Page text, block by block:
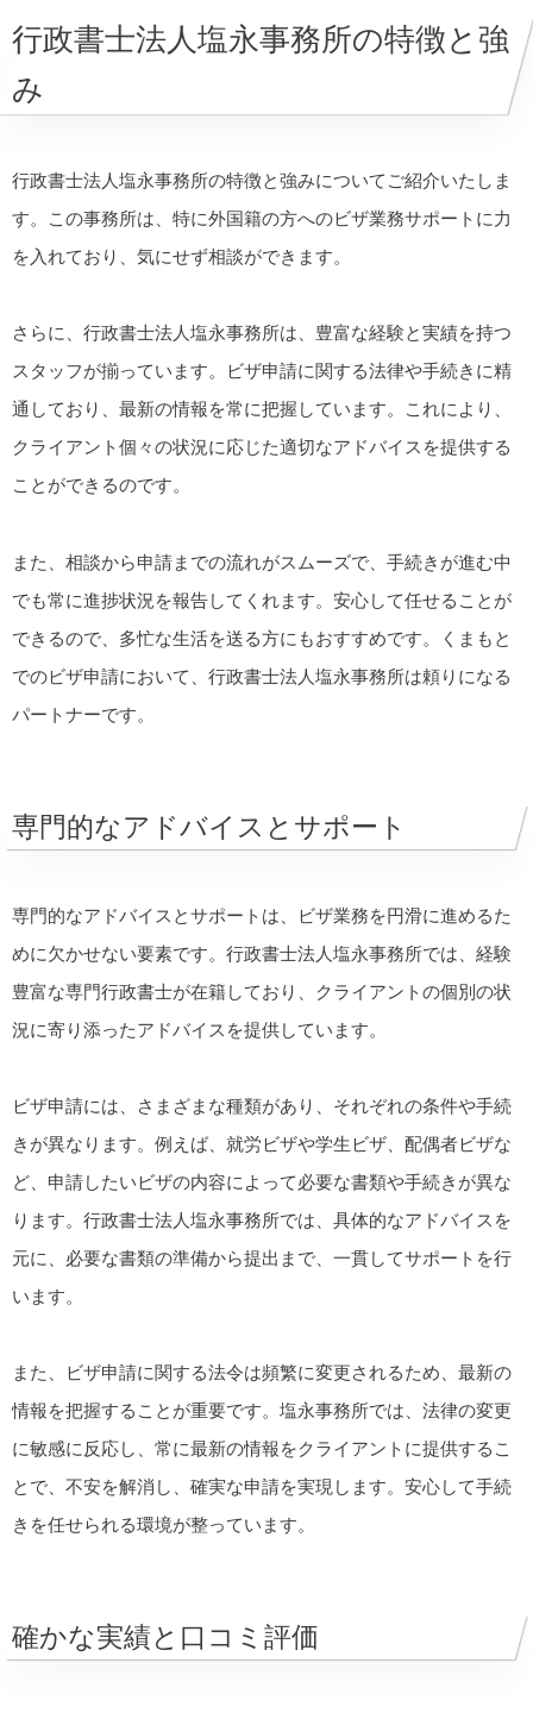
行政書士法人塩永事務所の特徴と強
み
行政書士法人塩永事務所の特徴と強みについてご紹介いたしま
す。この事務所は、特に外国籍の方へのビザ業務サポートに力
を入れており、気にせず相談ができます。
さらに、行政書士法人塩永事務所は、豊富な経験と実績を持つ
スタッフが揃っています。ビザ申請に関する法律や手続きに精
通しており、最新の情報を常に把握しています。これにより、
クライアント個々の状況に応じた適切なアドバイスを提供する
ことができるのです。
また、相談から申請までの流れがスムーズで、手続きが進む中
でも常に進捗状況を報告してくれます。安心して任せることが
できるので、多忙な生活を送る方にもおすすめです。くまもと
でのビザ申請において、行政書士法人塩永事務所は頼りになる
パートナーです。
専門的なアドバイスとサポート
専門的なアドバイスとサポートは、ビザ業務を円滑に進めるた
めに欠かせない要素です。行政書士法人塩永事務所では、経験
豊富な専門行政書士が在籍しており、クライアントの個別の状
況に寄り添ったアドバイスを提供しています。
ビザ申請には、さまざまな種類があり、それぞれの条件や手続
きが異なります。例えば、就労ビザや学生ビザ、配偶者ビザな
ど、申請したいビザの内容によって必要な書類や手続きが異な
ります。行政書士法人塩永事務所では、具体的なアドバイスを
元に、必要な書類の準備から提出まで、一貫してサポートを行
います。
また、ビザ申請に関する法令は頻繁に変更されるため、最新の
情報を把握することが重要です。塩永事務所では、法律の変更
に敏感に反応し、常に最新の情報をクライアントに提供するこ
とで、不安を解消し、確実な申請を実現します。安心して手続
きを任せられる環境が整っています。
確かな実績と口コミ評価